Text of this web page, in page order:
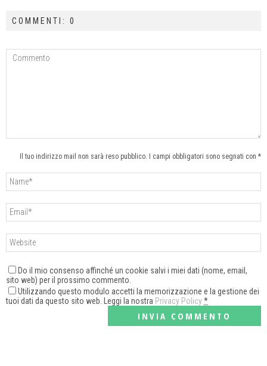
COMMENTI: 0
Il tuo indirizzo mail non sarà reso pubblico. I campi obbligatori sono segnati con *
Do il mio consenso affinché un cookie salvi i miei dati (nome, email,
sito web) per il prossimo commento.
Utilizzando questo modulo accetti la memorizzazione e la gestione dei
tuoi dati da questo sito web. Leggi la nostra Privacy Policy*